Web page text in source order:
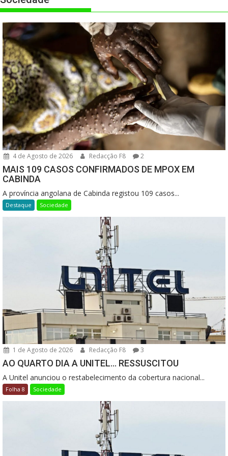
4 de Agosto de 2026 Redacção F8 2
MAIS 109 CASOS CONFIRMADOS DE MPOX EM
CABINDA
A província angolana de Cabinda registou 109 casos...
Destaque Sociedade
1 de Agosto de 2026 Redacção F8 3
AO QUARTO DIA A UNITEL… RESSUSCITOU
A Unitel anunciou o restabelecimento da cobertura nacional...
Folha 8 Sociedade